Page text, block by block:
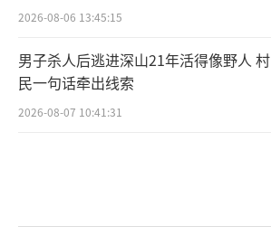
2026-08-06 13:45:15
男子杀人后逃进深山21年活得像野人 村
民一句话牵出线索
2026-08-07 10:41:31